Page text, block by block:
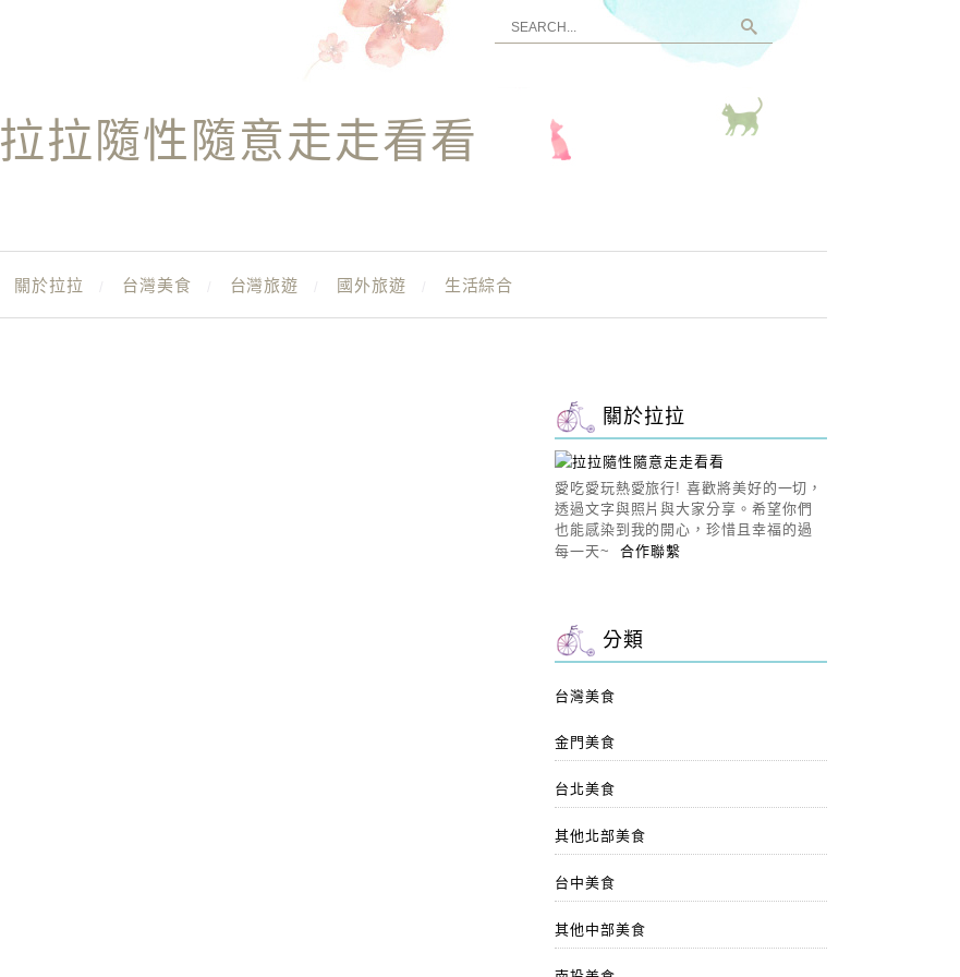
拉拉隨性隨意走走看看
關於拉拉 台灣美食 台灣旅遊 國外旅遊 生活綜合
關於拉拉
愛吃愛玩熱愛旅行! 喜歡將美好的一切，
透過文字與照片與大家分享。希望你們
也能感染到我的開心，珍惜且幸福的過
每一天~合作聯繫
分類
台灣美食
金門美食
台北美食
其他北部美食
台中美食
其他中部美食